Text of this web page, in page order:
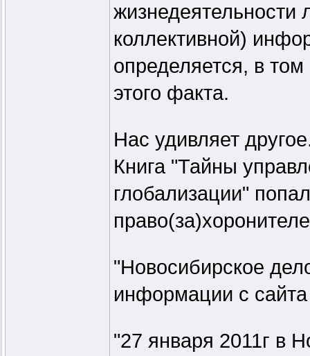
коллективной)
определяется, в
этого факта.
Нас удивляет
Книга "Тайны
глобализации"
"Новосибирское
информации с
"27 января 2011г в